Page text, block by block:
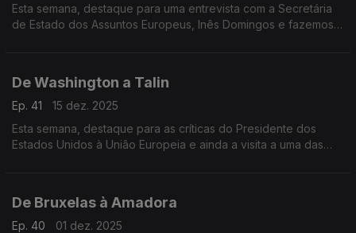
Esta semana, destaque para uma entrevista com a Secretária
de Estado dos Assuntos Europeus, Inês Domingos e fazemos
De Washington a Talin
Ep. 41
15 dez. 2025
Esta semana, destaque para as críticas do Presidente dos
Estados Unidos à União Europeia e ainda a visita a uma das
De Bruxelas à Amadora
Ep. 40
01 dez. 2025